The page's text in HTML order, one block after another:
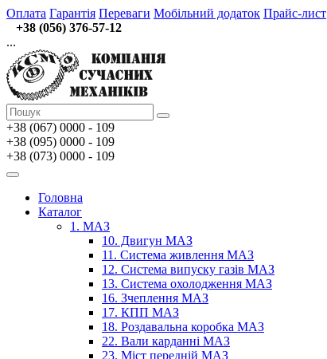
Оплата Гарантія Переваги Мобільний додаток Прайс-лист
+38 (056) 376-57-12
...
+38 (067) 0000 - 109
+38 (095) 0000 - 109
+38 (073) 0000 - 109
Головна
Каталог
1. МАЗ
10. Двигун МАЗ
11. Система живлення МАЗ
12. Система випуску газів МАЗ
13. Система охолодження МАЗ
16. Зчеплення МАЗ
17. КПП МАЗ
18. Роздавальна коробка МАЗ
22. Вали карданні МАЗ
23. Міст передній МАЗ